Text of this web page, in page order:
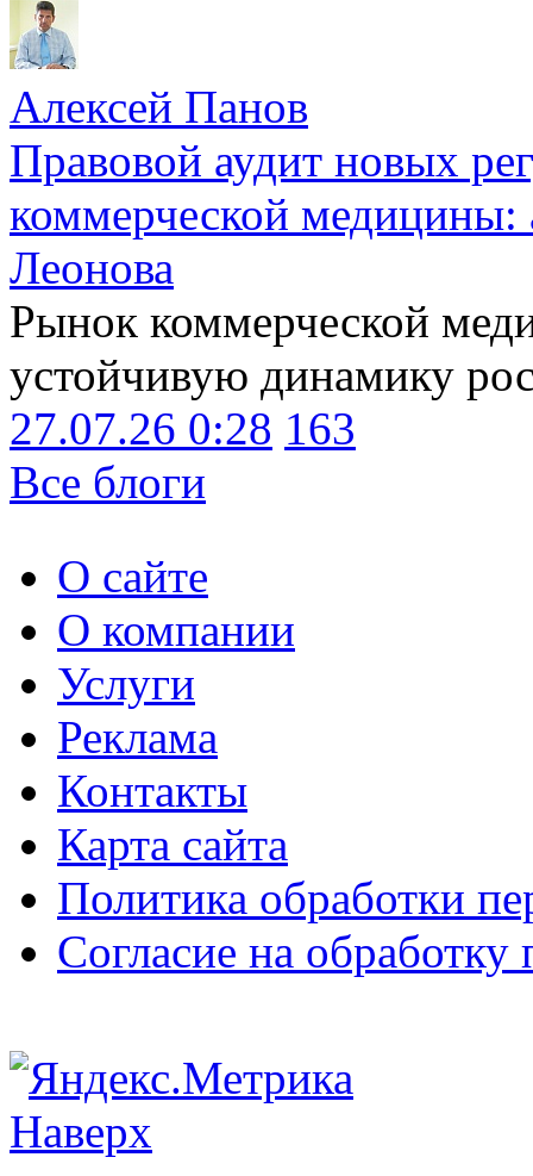
Алексей Панов
Правовой аудит новых
коммерческой медицины:
Леонова
Рынок коммерческой
устойчивую динамику
27.07.26 0:28 163
Все блоги
О сайте
О компании
Услуги
Реклама
Контакты
Карта сайта
Политика обработки
Согласие на
Наверх